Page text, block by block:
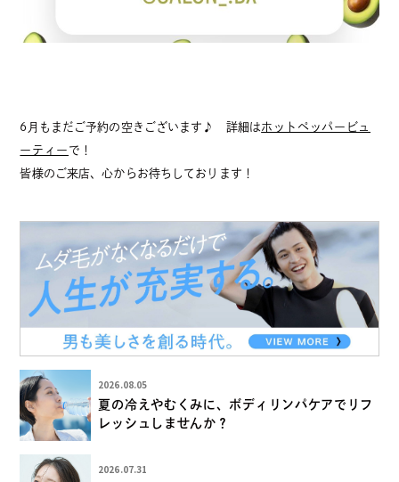
6月もまだご予約の空きございます♪ 詳細はホットペッパービュ
ーティー で！
皆様のご来店、心からお待ちしております！
2026.08.05
夏の冷えやむくみに、ボディリンパケアでリフ
レッシュしませんか？
2026.07.31